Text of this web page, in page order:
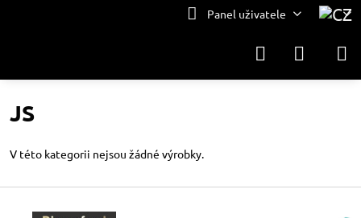
Panel uživatele
JS
V této kategorii nejsou žádné výrobky.